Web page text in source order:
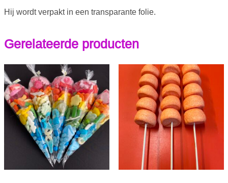
Hij wordt verpakt in een transparante folie.
Gerelateerde producten